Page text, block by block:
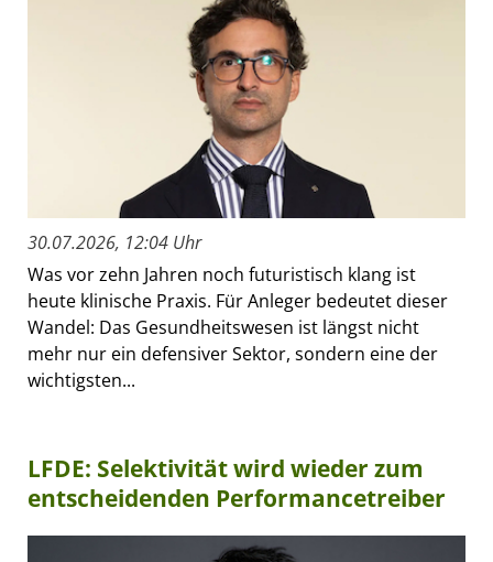
30.07.2026, 12:04 Uhr
Was vor zehn Jahren noch futuristisch klang ist
heute klinische Praxis. Für Anleger bedeutet dieser
Wandel: Das Gesundheitswesen ist längst nicht
mehr nur ein defensiver Sektor, sondern eine der
wichtigsten...
LFDE: Selektivität wird wieder zum
entscheidenden Performancetreiber